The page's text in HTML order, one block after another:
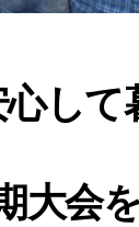
心し
大会